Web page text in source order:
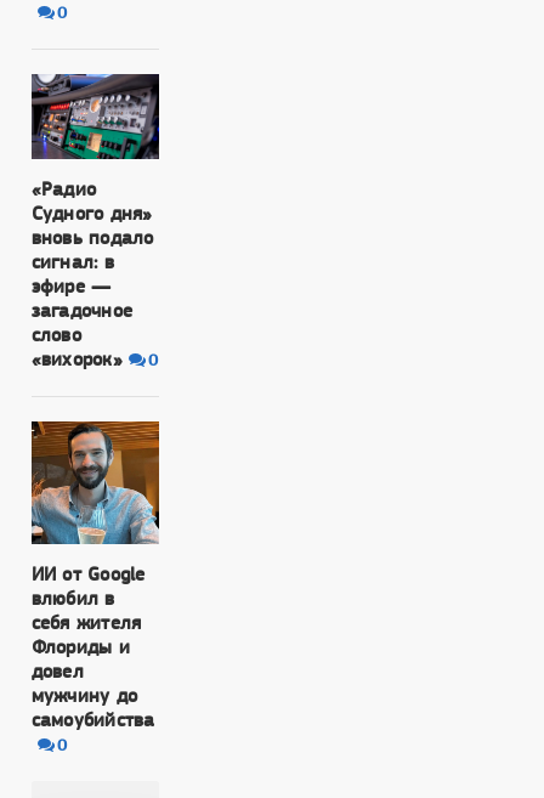
0
«Радио
Судного дня»
вновь подало
сигнал: в
эфире —
загадочное
слово
«вихорок»
0
ИИ от Google
влюбил в
себя жителя
Флориды и
довел
мужчину до
самоубийства
0